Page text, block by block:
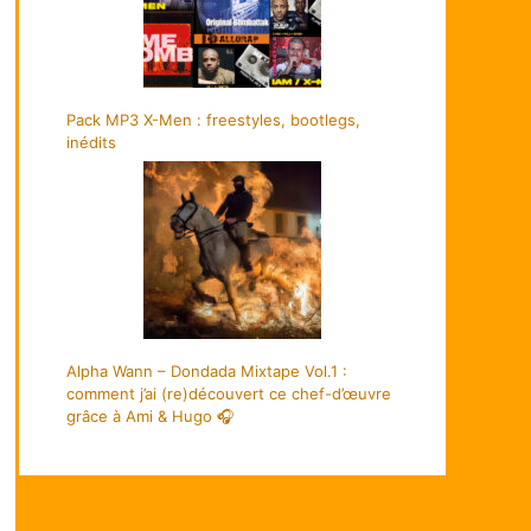
Pack MP3 X-Men : freestyles, bootlegs,
inédits
Alpha Wann – Dondada Mixtape Vol.1 :
comment j’ai (re)découvert ce chef-d’œuvre
grâce à Ami & Hugo 🎧